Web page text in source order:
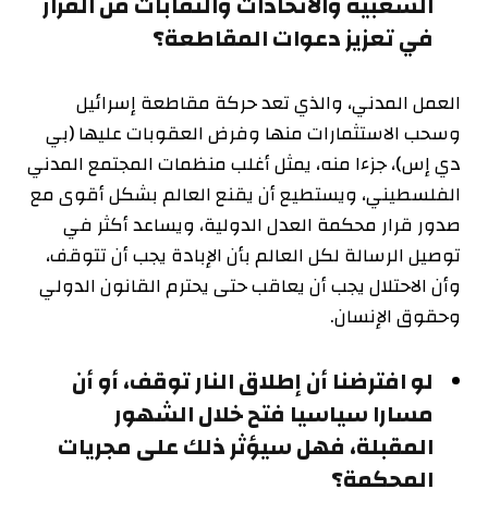
في تعزيز دعوات المقاطعة؟
العمل المدني، والذي تعد حركة مقاطعة إسرائيل
وسحب الاستثمارات منها وفرض العقوبات عليها (بي
دي إس)، جزءا منه، يمثل أغلب منظمات المجتمع المدني
الفلسطيني، ويستطيع أن يقنع العالم بشكل أقوى مع
صدور قرار محكمة العدل الدولية، ويساعد أكثر في
توصيل الرسالة لكل العالم بأن الإبادة يجب أن تتوقف،
وأن الاحتلال يجب أن يعاقب حتى يحترم القانون الدولي
وحقوق الإنسان.
لو افترضنا أن إطلاق النار توقف، أو أن
مسارا سياسيا فتح خلال الشهور
المقبلة، فهل سيؤثر ذلك على مجريات
المحكمة؟